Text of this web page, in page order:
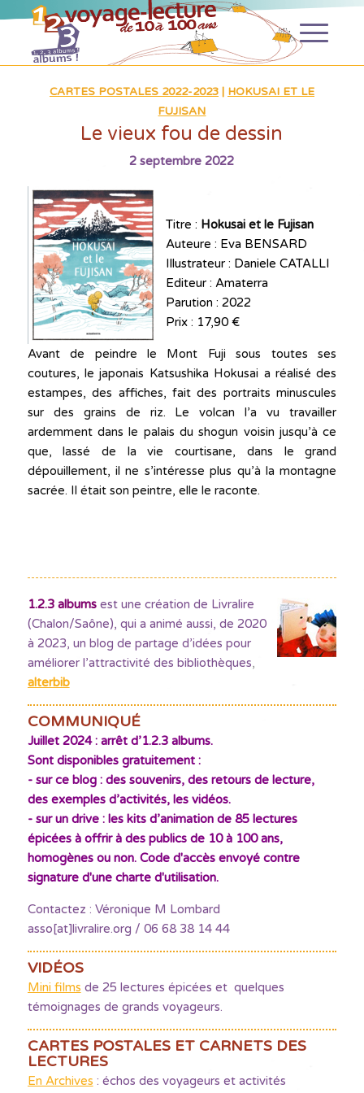
CARTES POSTALES 2022-2023| HOKUSAI ET LE
FUJISAN
Le vieux fou de dessin
2 septembre 2022
Titre : Hokusai et le Fujisan
Auteure : Eva BENSARD
Illustrateur : Daniele CATALLI
Editeur : Amaterra
Parution : 2022
Prix : 17,90 €
Avant de peindre le Mont Fuji sous toutes ses
coutures, le japonais Katsushika Hokusai a réalisé des
estampes, des affiches, fait des portraits minuscules
sur des grains de riz. Le volcan l’a vu travailler
ardemment dans le palais du shogun voisin jusqu’à ce
que, lassé de la vie courtisane, dans le grand
dépouillement, il ne s’intéresse plus qu’à la montagne
sacrée. Il était son peintre, elle le raconte.
1.2.3 albumsest une création de Livralire
(Chalon/Saône), qui a animé aussi, de 2020
à 2023, un blog de partage d’idées pour
améliorer l’attractivité des bibliothèques,
alterbib
COMMUNIQUÉ
Juillet 2024 : arrêt d’1.2.3 albums.
Sont disponibles gratuitement :
- sur ce blog : des souvenirs, des retours de lecture,
des exemples d’activités, les vidéos.
- sur un drive : les kits d’animation de 85 lectures
épicées à offrir à des publics de 10 à 100 ans,
homogènes ou non. Code d'accès envoyé contre
signature d'une charte d'utilisation.
Contactez : Véronique M Lombard
asso[at]livralire.org / 06 68 38 14 44
VIDÉOS
Mini films de 25 lectures épicées et quelques
témoignages de grands voyageurs.
CARTES POSTALES ET CARNETS DES
LECTURES
En Archives : échos des voyageurs et activités